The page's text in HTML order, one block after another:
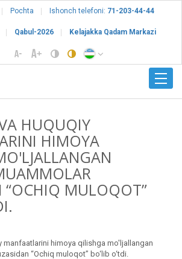
Pochta Ishonch telefoni: 71-203-44-44
Qabul-2026 Kelajakka Qadam Markazi
HUQUQIY
HIMOYA
“OCHIQ MULOQOT”
manfaatlarini himoya qilishga mo'ljallangan
“Ochiq muloqot” bo‘lib o‘tdi.